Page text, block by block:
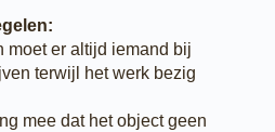
moet er altijd iemand bij
terwijl het werk bezig
mee dat het object geen